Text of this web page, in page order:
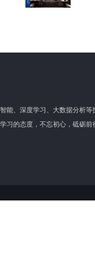
能、深度学习、大数据分析
习的态度，不忘初心，砥砺前